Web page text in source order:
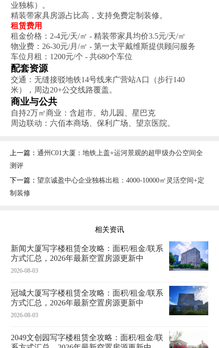
业独栋）‌。
精装带家具房源占比高，支持免费定制装修‌。
租赁费用‌
租金价格：2-4元/天/㎡ - 精装带家具均价3.5元/天/㎡‌
物业费：26-30元/月/㎡ - 第一太平戴维斯提供顾问服务‌
车位月租：1200元/个 - 共680个车位‌
配套资源
交通‌：无缝接驳地铁14号线来广营站A口（步行140
米）‌，周边20+公交线路覆盖。
商业与公共‌
自持2万㎡商业：含超市、幼儿园、星巴克‌
周边联动：六佰本商场、保利广场、望京医院‌。
上一篇： 通州C01大厦：地铁上盖+运河景观的超甲级办公空间全
测评
下一篇： 望京诚盈中心企业独栋出租：4000-10000㎡灵活空间+定
制装修
相关资讯
新闻大厦写字楼租赁全攻略：面积/租金/联系
方式汇总，2026年最新空置房源更新中
2026-08-03
冠城大厦写字楼租赁全攻略：面积/租金/联系
方式汇总，2026年最新空置房源更新中
2026-08-03
2049文创园写字楼租赁全攻略：面积/租金/联